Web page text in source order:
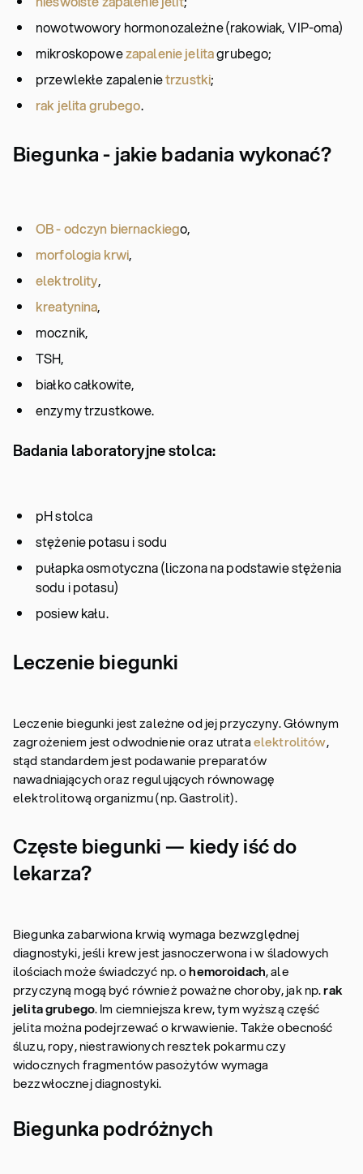
nowotwowory hormonozależne (rakowiak, VIP-oma)
mikroskopowezapalenie jelitagrubego;
przewlekłe zapalenietrzustki;
rak jelita grubego.
Biegunka - jakie badania wykonać?
OB - odczyn biernackiego,
morfologia krwi,
elektrolity,
kreatynina,
mocznik,
TSH,
białko całkowite,
enzymy trzustkowe.
Badania laboratoryjne stolca:
pH stolca
stężenie potasu i sodu
pułapka osmotyczna (liczona na podstawie stężenia
sodu i potasu)
posiew kału.
Leczenie biegunki
Leczenie biegunki jest zależne od jej przyczyny. Głównym
zagrożeniem jest odwodnienie oraz utrataelektrolitów,
stąd standardem jest podawanie preparatów
nawadniających oraz regulujących równowagę
elektrolitową organizmu (np. Gastrolit).
Częste biegunki — kiedy iść do
lekarza?
Biegunka zabarwiona krwią wymaga bezwzględnej
diagnostyki, jeśli krew jest jasnoczerwona i w śladowych
ilościach może świadczyć np. ohemoroidach, ale
przyczyną mogą być również poważne choroby, jak np.rak
jelita grubego. Im ciemniejsza krew, tym wyższą część
jelita można podejrzewać o krwawienie. Także obecność
śluzu, ropy, niestrawionych resztek pokarmu czy
widocznych fragmentów pasożytów wymaga
bezzwłocznej diagnostyki.
Biegunka podróżnych